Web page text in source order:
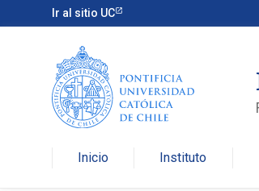
Ir al sitio UC
Inicio Instituto